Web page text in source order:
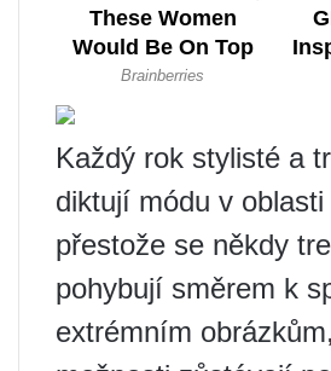
Každý rok stylisté a
diktují módu v
přestože se někdy
pohybují směrem k
extrémním